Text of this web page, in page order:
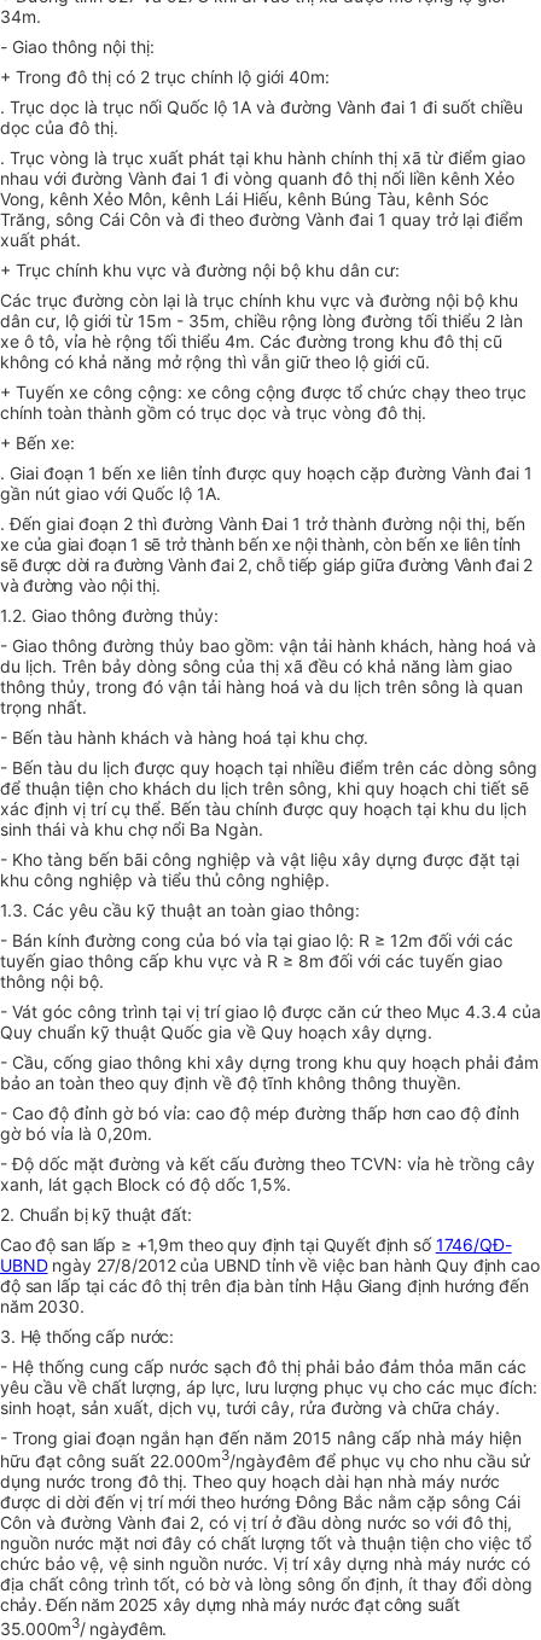
34m.
- Giao thông nội thị:
+ Trong đô thị có 2 trục chính lộ giới 40m:
. Trục dọc là trục nối Quốc lộ 1A và đường Vành đai 1 đi suốt chiều
dọc của đô thị.
. Trục vòng là trục xuất phát tại khu hành chính thị xã từ điểm giao
nhau với đường Vành đai 1 đi vòng quanh đô thị nối liền kênh Xẻo
Vong, kênh Xẻo Môn, kênh Lái Hiếu, kênh Búng Tàu, kênh Sóc
Trăng, sông Cái Côn và đi theo đường Vành đai 1 quay trở lại điểm
xuất phát.
+ Trục chính khu vực và đường nội bộ khu dân cư:
Các trục đường còn lại là trục chính khu vực và đường nội bộ khu
dân cư, lộ giới từ 15m - 35m, chiều rộng lòng đường tối thiểu 2 làn
xe ô tô, vỉa hè rộng tối thiểu 4m. Các đường trong khu đô thị cũ
không có khả năng mở rộng thì vẫn giữ theo lộ giới cũ.
+ Tuyến xe công cộng: xe công cộng được tổ chức chạy theo trục
chính toàn thành gồm có trục dọc và trục vòng đô thị.
+ Bến xe:
. Giai đoạn 1 bến xe liên tỉnh được quy hoạch cặp đường Vành đai 1
gần nút giao với Quốc lộ 1A.
. Đến giai đoạn 2 thì đường Vành Đai 1 trở thành đường nội thị, bến
xe của giai đoạn 1 sẽ trở thành bến xe nội thành, còn bến xe liên tỉnh
sẽ được dời ra đường Vành đai 2, chỗ tiếp giáp giữa đường Vành đai 2
và đường vào nội thị.
1.2. Giao thông đường thủy:
- Giao thông đường thủy bao gồm: vận tải hành khách, hàng hoá và
du lịch. Trên bảy dòng sông của thị xã đều có khả năng làm giao
thông thủy, trong đó vận tải hàng hoá và du lịch trên sông là quan
trọng nhất.
- Bến tàu hành khách và hàng hoá tại khu chợ.
- Bến tàu du lịch được quy hoạch tại nhiều điểm trên các dòng sông
để thuận tiện cho khách du lịch trên sông, khi quy hoạch chi tiết sẽ
xác định vị trí cụ thể. Bến tàu chính được quy hoạch tại khu du lịch
sinh thái và khu chợ nổi Ba Ngàn.
- Kho tàng bến bãi công nghiệp và vật liệu xây dựng được đặt tại
khu công nghiệp và tiểu thủ công nghiệp.
1.3. Các yêu cầu kỹ thuật an toàn giao thông:
- Bán kính đường cong của bó vỉa tại giao lộ: R ≥ 12m đối với các
tuyến giao thông cấp khu vực và R ≥ 8m đối với các tuyến giao
thông nội bộ.
- Vát góc công trình tại vị trí giao lộ được căn cứ theo Mục 4.3.4 của
Quy chuẩn kỹ thuật Quốc gia về Quy hoạch xây dựng.
- Cầu, cống giao thông khi xây dựng trong khu quy hoạch phải đảm
bảo an toàn theo quy định về độ tĩnh không thông thuyền.
- Cao độ đỉnh gờ bó vỉa: cao độ mép đường thấp hơn cao độ đỉnh
gờ bó vỉa là 0,20m.
- Độ dốc mặt đường và kết cấu đường theo TCVN: vỉa hè trồng cây
xanh, lát gạch Block có độ dốc 1,5%.
2. Chuẩn bị kỹ thuật đất:
Cao độ san lấp ≥ +1,9m theo quy định tại Quyết định số1746/QĐ-
UBNDngày 27/8/2012 của UBND tỉnh về việc ban hành Quy định cao
độ san lấp tại các đô thị trên địa bàn tỉnh Hậu Giang định hướng đến
năm 2030.
3. Hệ thống cấp nước:
- Hệ thống cung cấp nước sạch đô thị phải bảo đảm thỏa mãn các
yêu cầu về chất lượng, áp lực, lưu lượng phục vụ cho các mục đích:
sinh hoạt, sản xuất, dịch vụ, tưới cây, rửa đường và chữa cháy.
- Trong giai đoạn ngắn hạn đến năm 2015 nâng cấp nhà máy hiện
hữu đạt công suất 22.000m3/ngàyđêm để phục vụ cho nhu cầu sử
dụng nước trong đô thị. Theo quy hoạch dài hạn nhà máy nước
được di dời đến vị trí mới theo hướng Đông Bắc nằm cặp sông Cái
Côn và đường Vành đai 2, có vị trí ở đầu dòng nước so với đô thị,
nguồn nước mặt nơi đây có chất lượng tốt và thuận tiện cho việc tổ
chức bảo vệ, vệ sinh nguồn nước. Vị trí xây dựng nhà máy nước có
địa chất công trình tốt, có bờ và lòng sông ổn định, ít thay đổi dòng
chảy. Đến năm 2025 xây dựng nhà máy nước đạt công suất
35.000m3/ ngàyđêm.